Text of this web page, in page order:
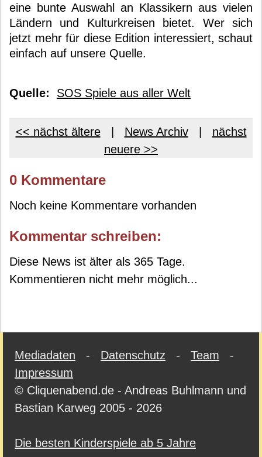
eine bunte Auswahl an Klassikern aus vielen
Ländern und Kulturkreisen bietet. Wer sich
jetzt mehr für diese Edition interessiert, schaut
einfach auf unsere Quelle.
Quelle: SOS Spiele aus aller Welt
<< nächst ältere| News Archiv| nächst
neuere >>
0 Kommentare
Noch keine Kommentare vorhanden
Kommentar schreiben:
Diese News ist älter als 365 Tage.
Kommentieren nicht mehr möglich...
Mediadaten - Datenschutz - Team -
Impressum
© Cliquenabend.de - Andreas Buhlmann und
Bastian Karweg 2005 - 2026
Die besten Kinderspiele ab 5 Jahre